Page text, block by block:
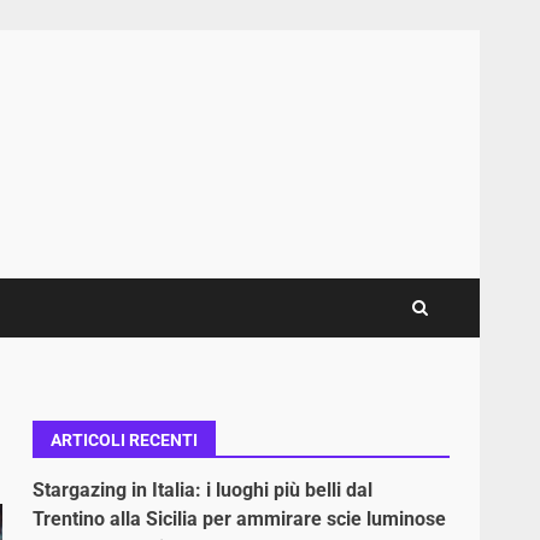
ARTICOLI RECENTI
Stargazing in Italia: i luoghi più belli dal
Trentino alla Sicilia per ammirare scie luminose